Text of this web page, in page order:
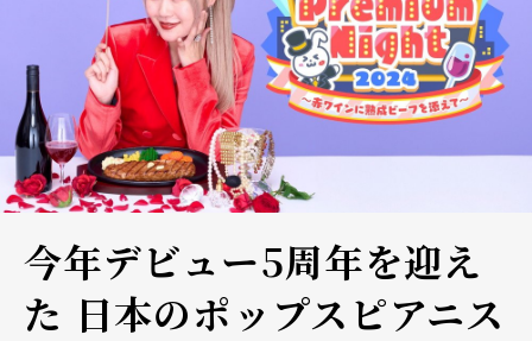
今年デビュー5周年を迎え
た 日本のポップスピアニス